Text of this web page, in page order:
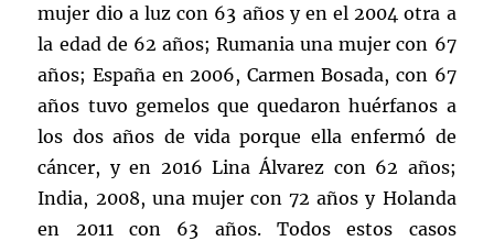
mujer dio a luz con 63 años y en el 2004 otra a
la edad de 62 años; Rumania una mujer con 67
años; España en 2006, Carmen Bosada, con 67
años tuvo gemelos que quedaron huérfanos a
los dos años de vida porque ella enfermó de
cáncer, y en 2016 Lina Álvarez con 62 años;
India, 2008, una mujer con 72 años y Holanda
en 2011 con 63 años. Todos estos casos